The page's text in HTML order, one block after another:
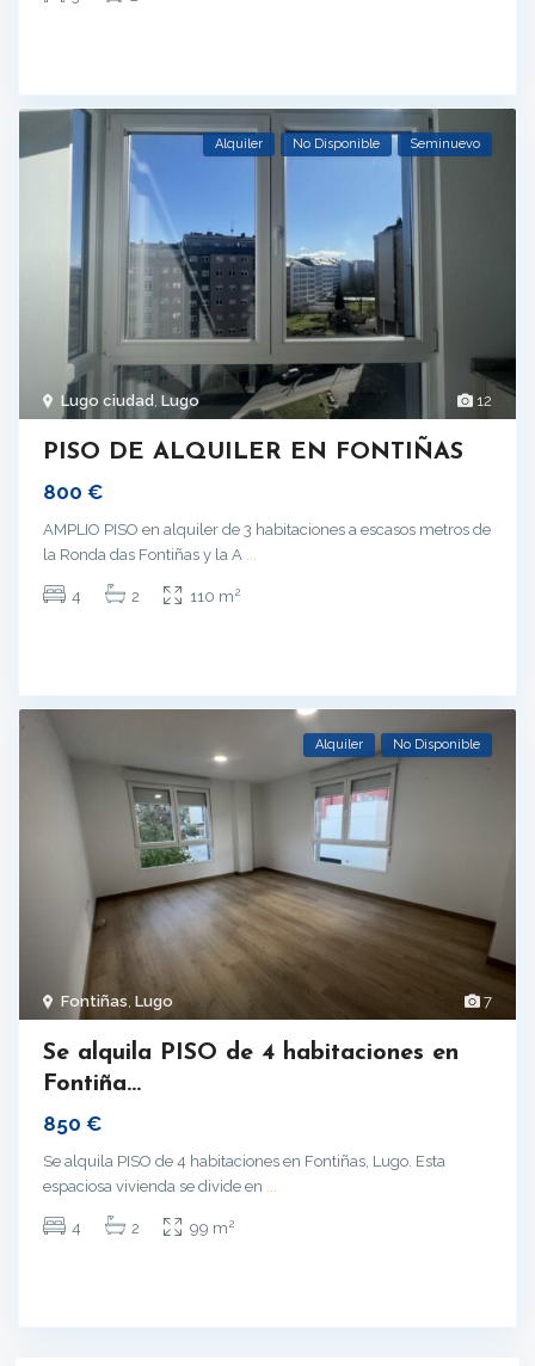
12
Lugo ciudad , Lugo
Alquiler No Disponible Seminuevo
PISO DE ALQUILER EN FONTIÑAS
800 €
AMPLIO PISO en alquiler de 3 habitaciones a escasos metros de
la Ronda das Fontiñas y la A ...
4 2 110 m2
7
Fontiñas, Lugo
Alquiler No Disponible
Se alquila PISO de 4 habitaciones en
Fontiña...
850 €
Se alquila PISO de 4 habitaciones en Fontiñas, Lugo. Esta
espaciosa vivienda se divide en ...
4 2 99 m2